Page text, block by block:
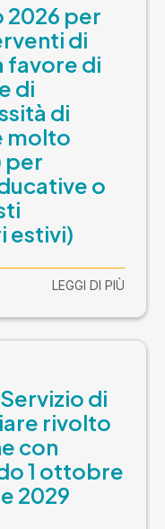
2026 per
di
favore di
di
di
molto
per
o
estivi)
LEGGI DI PIÙ
di
rivolto
con
1 ottobre
2029